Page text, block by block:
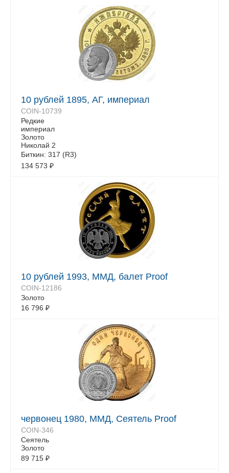
10 рублей 1895, АГ, империал
COIN-10739
Редкие
империал
Золото
Николай 2
Биткин: 317 (R3)
134 573 ₽
10 рублей 1993, ММД, балет Proof
COIN-12186
Золото
16 796 ₽
червонец 1980, ММД, Сеятель Proof
COIN-346
Сеятель
Золото
89 715 ₽